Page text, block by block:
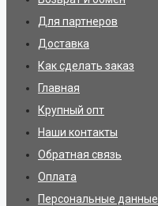
Для партнеров
Доставка
Как сделать заказ
Главная
Крупный опт
Наши контакты
Обратная связь
Оплата
Персональные данные